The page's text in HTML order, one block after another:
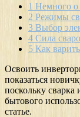
1 Немного о
2 Режимы
3 Выбор
4 Сила
5 Как
Освоить
показаться
поскольку сварка
бытового
статье.